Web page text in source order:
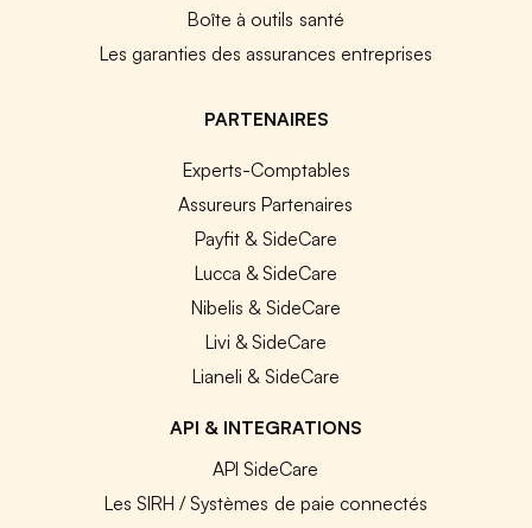
Boîte à outils santé
Les garanties des assurances entreprises
PARTENAIRES
Experts-Comptables
Assureurs Partenaires
Payfit & SideCare
Lucca & SideCare
Nibelis & SideCare
Livi & SideCare
Lianeli & SideCare
API & INTEGRATIONS
API SideCare
Les SIRH / Systèmes de paie connectés